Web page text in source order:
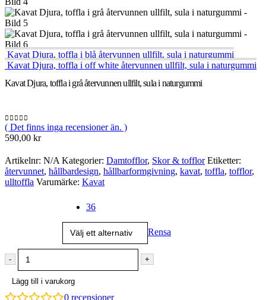
Kavat Djura, toffla i blå återvunnen ullfilt, sula i naturgummi
Kavat Djura, toffla i off white återvunnen ullfilt, sula i naturgummi
Kavat Djura, toffla i grå återvunnen ullfilt, sula i naturgummi
0 out of 5
( Det finns inga recensioner än. )
590,00 kr
Artikelnr: N/A Kategorier: Damtofflor, Skor & tofflor Etiketter:
återvunnet, hållbardesign, hållbarformgivning, kavat, toffla, tofflor,
ulltoffla Varumärke: Kavat
36
Rensa
- +
Lägg till i varukorg
0 recensioner